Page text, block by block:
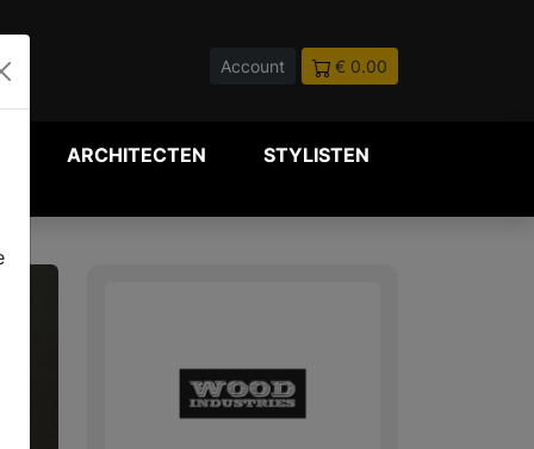
Account € 0.00
ARCHITECTEN STYLISTEN